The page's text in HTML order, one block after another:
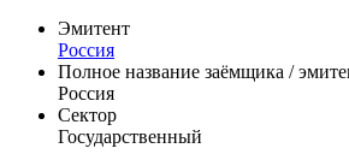
Эмитент
Россия
Полное название заёмщика /
Россия
Сектор
Государственный